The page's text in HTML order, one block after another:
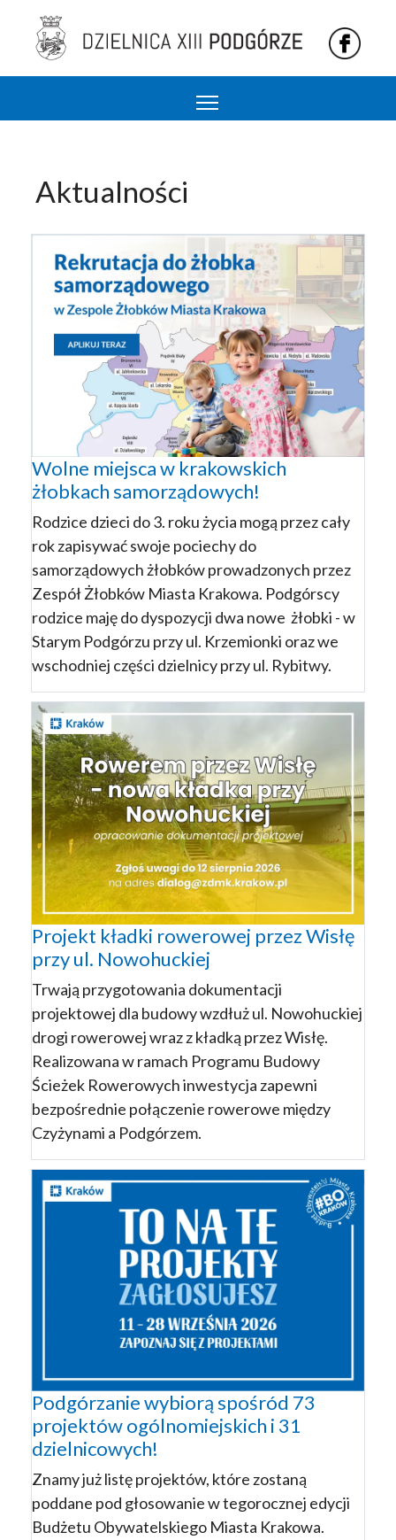
Podgórze 13 dzielnica Krakowa
Aktualności
Wolne miejsca w krakowskich
żłobkach samorządowych!
Rodzice dzieci do 3. roku życia mogą przez cały
rok zapisywać swoje pociechy do
samorządowych żłobków prowadzonych przez
Zespół Żłobków Miasta Krakowa. Podgórscy
rodzice maję do dyspozycji dwa nowe żłobki - w
Starym Podgórzu przy ul. Krzemionki oraz we
wschodniej części dzielnicy przy ul. Rybitwy.
Projekt kładki rowerowej przez Wisłę
przy ul. Nowohuckiej
Trwają przygotowania dokumentacji
projektowej dla budowy wzdłuż ul. Nowohuckiej
drogi rowerowej wraz z kładką przez Wisłę.
Realizowana w ramach Programu Budowy
Ścieżek Rowerowych inwestycja zapewni
bezpośrednie połączenie rowerowe między
Czyżynami a Podgórzem.
Podgórzanie wybiorą spośród 73
projektów ogólnomiejskich i 31
dzielnicowych!
Znamy już listę projektów, które zostaną
poddane pod głosowanie w tegorocznej edycji
Budżetu Obywatelskiego Miasta Krakowa.